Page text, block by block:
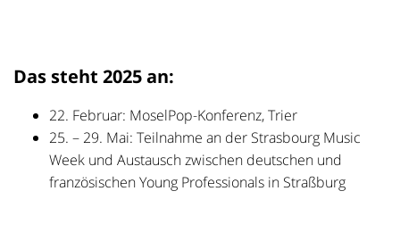
Das steht 2025 an:
22. Februar: MoselPop-Konferenz, Trier
25. – 29. Mai: Teilnahme an der Strasbourg Music
Week und Austausch zwischen deutschen und
französischen Young Professionals in Straßburg